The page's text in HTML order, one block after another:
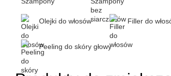
Olejki do włosów Filler do
Peeling do skóry głowy